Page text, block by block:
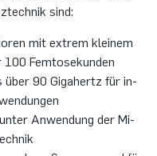
sind:
mit ex­trem klei­nem
Fem­to­se­kun­den
über 90 Gi­ga­hertz für in­
An­wen­dung der Mi­